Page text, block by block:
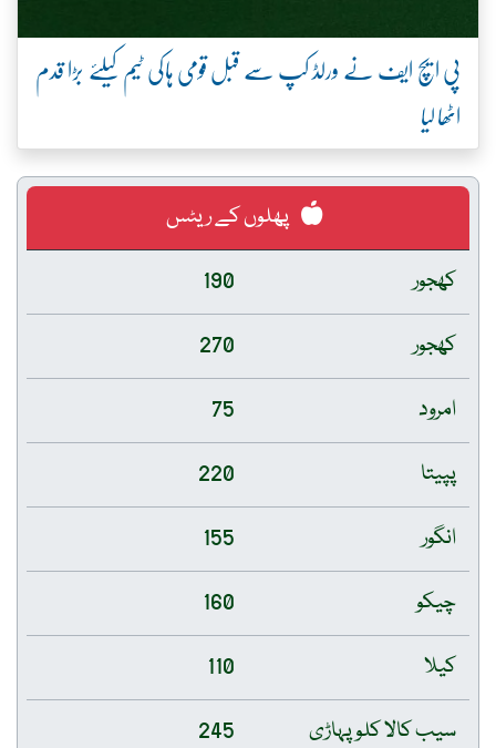
پی ایچ ایف نے ورلڈ کپ سے قبل قومی ہاکی ٹیم کیلئے بڑا قدم
اٹھا لیا
پھلوں کے ریٹس
کھجور
190
کھجور
270
امرود
75
پپیتا
220
انگور
155
چیکو
160
کیلا
110
سیب کالا کلو پہاڑی
245